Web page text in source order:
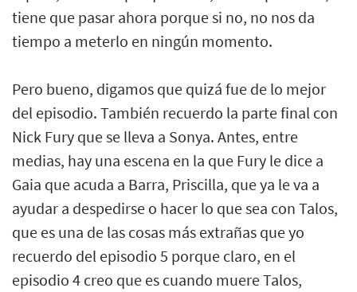
tiene que pasar ahora porque si no, no nos da
tiempo a meterlo en ningún momento.
Pero bueno, digamos que quizá fue de lo mejor
del episodio. También recuerdo la parte final con
Nick Fury que se lleva a Sonya. Antes, entre
medias, hay una escena en la que Fury le dice a
Gaia que acuda a Barra, Priscilla, que ya le va a
ayudar a despedirse o hacer lo que sea con Talos,
que es una de las cosas más extrañas que yo
recuerdo del episodio 5 porque claro, en el
episodio 4 creo que es cuando muere Talos,